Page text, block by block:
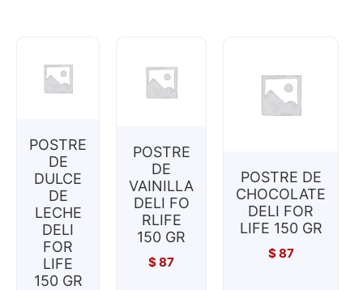
POSTRE
DE
DULCE
DE
LECHE
DELI
FOR
LIFE
150 GR
POSTRE
DE
VAINILLA
DELI FO
RLIFE
150 GR
$87
POSTRE DE
CHOCOLATE
DELI FOR
LIFE 150 GR
$87